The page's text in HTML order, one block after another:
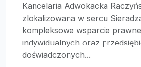
Kancelaria Adwokacka
zlokalizowana w sercu
kompleksowe wsparcie
indywidualnych oraz
doświadczonych...